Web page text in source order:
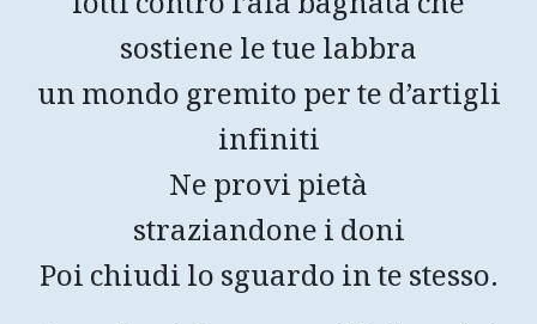
sostiene le tue labbra
un mondo gremito per te d’artigli
infiniti
Ne provi pietà
straziandone i doni
Poi chiudi lo sguardo in te stesso.